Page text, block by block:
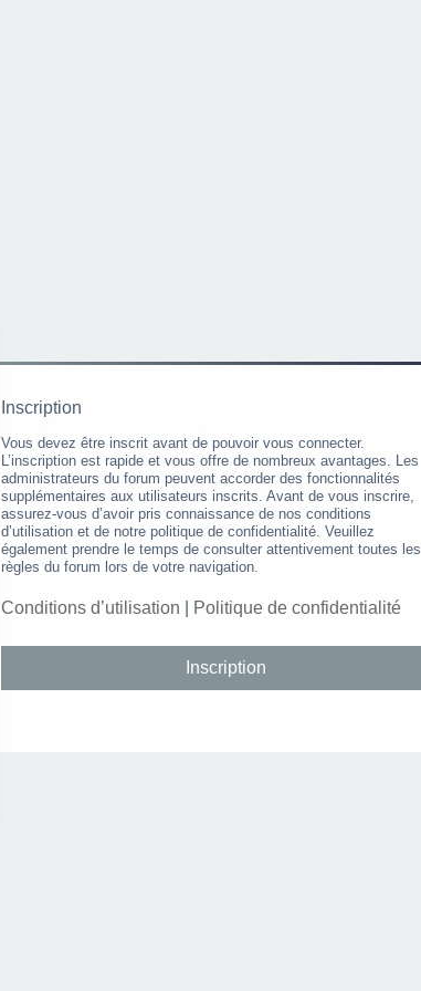
Inscription
Vous devez être inscrit avant de pouvoir vous connecter.
L’inscription est rapide et vous offre de nombreux avantages. Les
administrateurs du forum peuvent accorder des fonctionnalités
supplémentaires aux utilisateurs inscrits. Avant de vous inscrire,
assurez-vous d’avoir pris connaissance de nos conditions
d’utilisation et de notre politique de confidentialité. Veuillez
également prendre le temps de consulter attentivement toutes les
règles du forum lors de votre navigation.
Conditions d’utilisation Politique de confidentialité
Inscription